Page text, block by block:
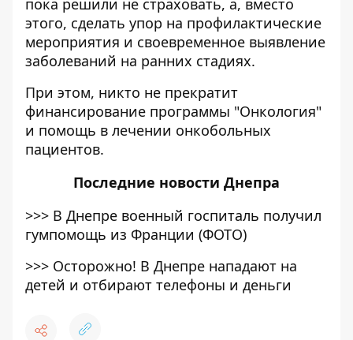
пока решили не страховать, а, вместо
этого, сделать упор на профилактические
мероприятия и своевременное выявление
заболеваний на ранних стадиях.
При этом, никто не прекратит
финансирование программы "Онкология"
и помощь в лечении онкобольных
пациентов.
Последние новости Днепра
>>> В Днепре военный госпиталь получил
гумпомощь из Франции (ФОТО)
>>> Осторожно! В Днепре нападают на
детей и отбирают телефоны и деньги